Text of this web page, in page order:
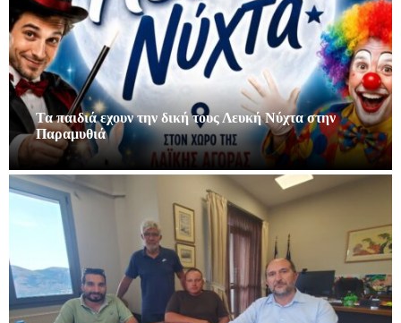
Τα παιδιά εχουν την δική τους Λευκή Νύχτα στην
Παραμυθιά